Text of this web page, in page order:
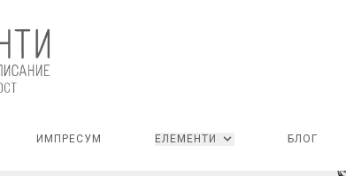
ИМПРЕСУМ ЕЛЕМЕНТИ БЛОГ